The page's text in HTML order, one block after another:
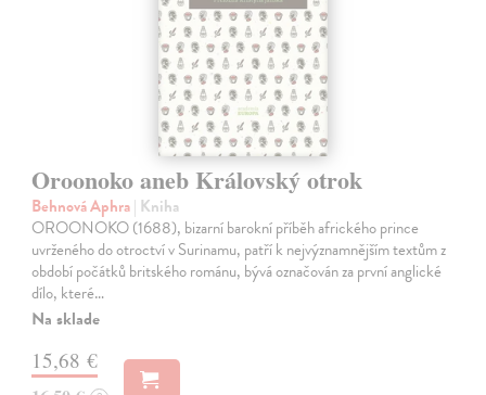
Oroonoko aneb Královský otrok
Behnová Aphra| Kniha
OROONOKO (1688), bizarní barokní příběh afrického prince
uvrženého do otroctví v Surinamu, patří k nejvýznamnějším textům z
období počátků britského románu, bývá označován za první anglické
dílo, které…
Na sklade
15,68 €